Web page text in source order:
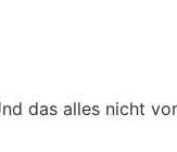
das alles nicht